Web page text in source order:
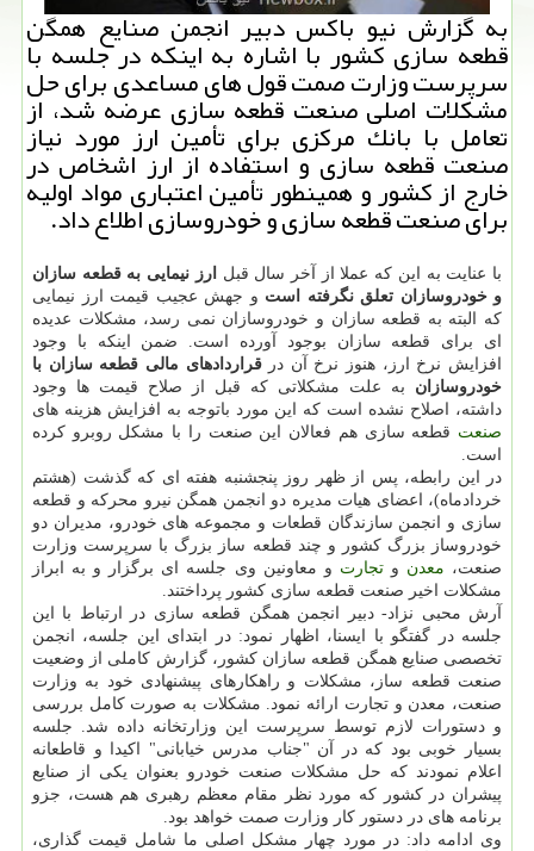
به گزارش نیو باكس دبیر انجمن صنایع همگن
قطعه سازی كشور با اشاره به اینكه در جلسه با
سرپرست وزارت صمت قول های مساعدی برای حل
مشكلات اصلی صنعت قطعه سازی عرضه شد، از
تعامل با بانك مركزی برای تأمین ارز مورد نیاز
صنعت قطعه سازی و استفاده از ارز اشخاص در
خارج از كشور و همینطور تأمین اعتباری مواد اولیه
برای صنعت قطعه سازی و خودروسازی اطلاع داد.
با عنایت به این که عملا از آخر سال قبل
ارز نیمایی به قطعه سازان
و خودروسازان تعلق نگرفته است و جهش عجیب قیمت ارز نیمایی
که البته به قطعه سازان و خودروسازان نمی رسد، مشکلات عدیده
ای برای قطعه سازان بوجود آورده است. ضمن اینکه با وجود
افزایش نرخ ارز، هنوز نرخ آن درقراردادهای مالی قطعه سازان با
خودروسازان به علت مشکلاتی که قبل از صلاح قیمت ها وجود
داشته، اصلاح نشده است که این مورد باتوجه به افزایش هزینه های
صنعت قطعه سازی هم فعالان این صنعت را با مشکل روبرو کرده
است.
در این رابطه، پس از ظهر روز پنجشنبه هفته ای که گذشت (هشتم
خردادماه)، اعضای هیات مدیره دو انجمن همگن نیرو محرکه و قطعه
سازی و انجمن سازندگان قطعات و مجموعه های خودرو، مدیران دو
خودروساز بزرگ کشور و چند قطعه ساز بزرگ با سرپرست وزارت
صنعت، معدن وتجارت و معاونین وی جلسه ای برگزار و به ابراز
مشکلات اخیر صنعت قطعه سازی کشور پرداختند.
آرش محبی نزاد- دبیر انجمن همگن قطعه سازی در ارتباط با این
جلسه در گفتگو با ایسنا، اظهار نمود: در ابتدای این جلسه، انجمن
تخصصی صنایع همگن قطعه سازان کشور، گزارش کاملی از وضعیت
صنعت قطعه ساز، مشکلات و راهکارهای پیشنهادی خود به وزارت
صنعت، معدن و تجارت ارائه نمود. مشکلات به صورت کامل بررسی
و دستورات لازم توسط سرپرست این وزارتخانه داده شد. جلسه
بسیار خوبی بود که در آن "جناب مدرس خیابانی" اکیدا و قاطعانه
اعلام نمودند که حل مشکلات صنعت خودرو بعنوان یکی از صنایع
پیشران در کشور که مورد نظر مقام معظم رهبری هم هست، جزو
برنامه های در دستور کار وزارت صمت خواهد بود.
وی ادامه داد: در مورد چهار مشکل اصلی ما شامل قیمت گذاری،